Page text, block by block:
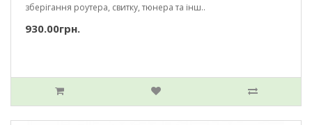
зберігання роутера, свитку, тюнера та інш..
930.00грн.